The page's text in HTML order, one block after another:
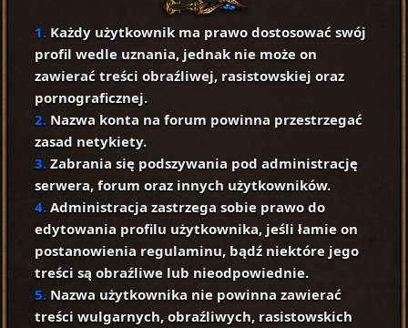
1. Każdy użytkownik ma prawo dostosować swój
profil wedle uznania, jednak nie może on
zawierać treści obraźliwej, rasistowskiej oraz
pornograficznej.
2. Nazwa konta na forum powinna przestrzegać
zasad netykiety.
3. Zabrania się podszywania pod administrację
serwera, forum oraz innych użytkowników.
4. Administracja zastrzega sobie prawo do
edytowania profilu użytkownika, jeśli łamie on
postanowienia regulaminu, bądź niektóre jego
treści są obraźliwe lub nieodpowiednie.
5. Nazwa użytkownika nie powinna zawierać
treści wulgarnych, obraźliwych, rasistowskich